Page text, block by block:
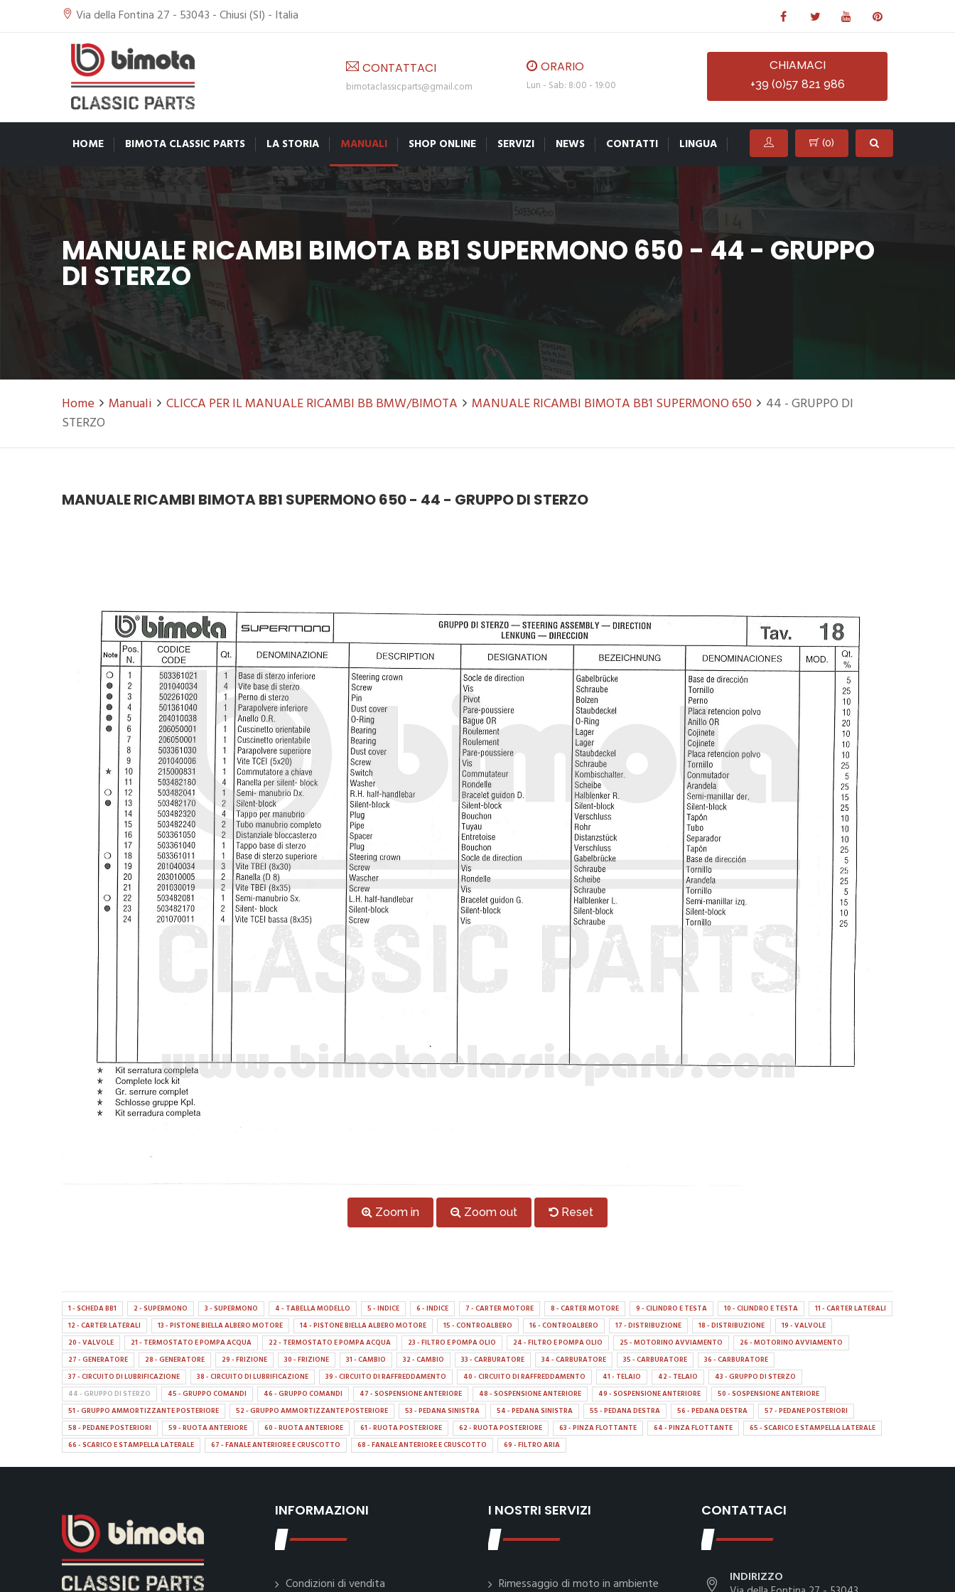
Via della Fontina 27 - 53043 - Chiusi (SI) - Italia
CONTATTACI
bimotaclassicparts@gmail.com
ORARIO
Lun - Sab: 8:00 - 19:00
CHIAMACI
+39 (0)57 821 986
(0)
HOME BIMOTA CLASSIC PARTS LA STORIA MANUALI SHOP ONLINE SERVIZI NEWS CONTATTI LINGUA
MANUALE RICAMBI BIMOTA BB1 SUPERMONO 650 - 44 - GRUPPO
DI STERZO
Home Manuali CLICCA PER IL MANUALE RICAMBI BB BMW/BIMOTA MANUALE RICAMBI BIMOTA BB1 SUPERMONO 650
44 - GRUPPO DI
STERZO
MANUALE RICAMBI BIMOTA BB1 SUPERMONO 650 - 44 - GRUPPO DI STERZO
Zoom in Zoom out Reset
1 - SCHEDA BB1 2 - SUPERMONO 3 - SUPERMONO 4 - TABELLA MODELLO 5 - INDICE 6 - INDICE 7 - CARTER MOTORE 8 - CARTER MOTORE 9 - CILINDRO E TESTA 10 - CILINDRO E TESTA
11 - CARTER LATERALI
12 - CARTER LATERALI
13 - PISTONE BIELLA ALBERO MOTORE 14 - PISTONE BIELLA ALBERO MOTORE 15 - CONTROALBERO 16 - CONTROALBERO 17 - DISTRIBUZIONE 18 - DISTRIBUZIONE
19 - VALVOLE
20 - VALVOLE
21 - TERMOSTATO E POMPA ACQUA 22 - TERMOSTATO E POMPA ACQUA 23 - FILTRO E POMPA OLIO 24 - FILTRO E POMPA OLIO 25 - MOTORINO AVVIAMENTO
26 - MOTORINO AVVIAMENTO
27 - GENERATORE
28 - GENERATORE 29 - FRIZIONE 30 - FRIZIONE 31 - CAMBIO 32 - CAMBIO 33 - CARBURATORE 34 - CARBURATORE 35 - CARBURATORE
36 - CARBURATORE
37 - CIRCUITO DI LUBRIFICAZIONE
38 - CIRCUITO DI LUBRIFICAZIONE 39 - CIRCUITO DI RAFFREDDAMENTO 40 - CIRCUITO DI RAFFREDDAMENTO 41 - TELAIO 42 - TELAIO
43 - GRUPPO DI STERZO
44 - GRUPPO DI STERZO
45 - GRUPPO COMANDI 46 - GRUPPO COMANDI 47 - SOSPENSIONE ANTERIORE 48 - SOSPENSIONE ANTERIORE 49 - SOSPENSIONE ANTERIORE
50 - SOSPENSIONE ANTERIORE
51 - GRUPPO AMMORTIZZANTE POSTERIORE
52 - GRUPPO AMMORTIZZANTE POSTERIORE 53 - PEDANA SINISTRA 54 - PEDANA SINISTRA 55 - PEDANA DESTRA 56 - PEDANA DESTRA
57 - PEDANE POSTERIORI
58 - PEDANE POSTERIORI
59 - RUOTA ANTERIORE 60 - RUOTA ANTERIORE 61 - RUOTA POSTERIORE 62 - RUOTA POSTERIORE 63 - PINZA FLOTTANTE 64 - PINZA FLOTTANTE
65 - SCARICO E STAMPELLA LATERALE
66 - SCARICO E STAMPELLA LATERALE
67 - FANALE ANTERIORE E CRUSCOTTO 68 - FANALE ANTERIORE E CRUSCOTTO 69 - FILTRO ARIA
INFORMAZIONI
Condizioni di vendita
I NOSTRI SERVIZI
Rimessaggio di moto in ambiente
CONTATTACI
INDIRIZZO